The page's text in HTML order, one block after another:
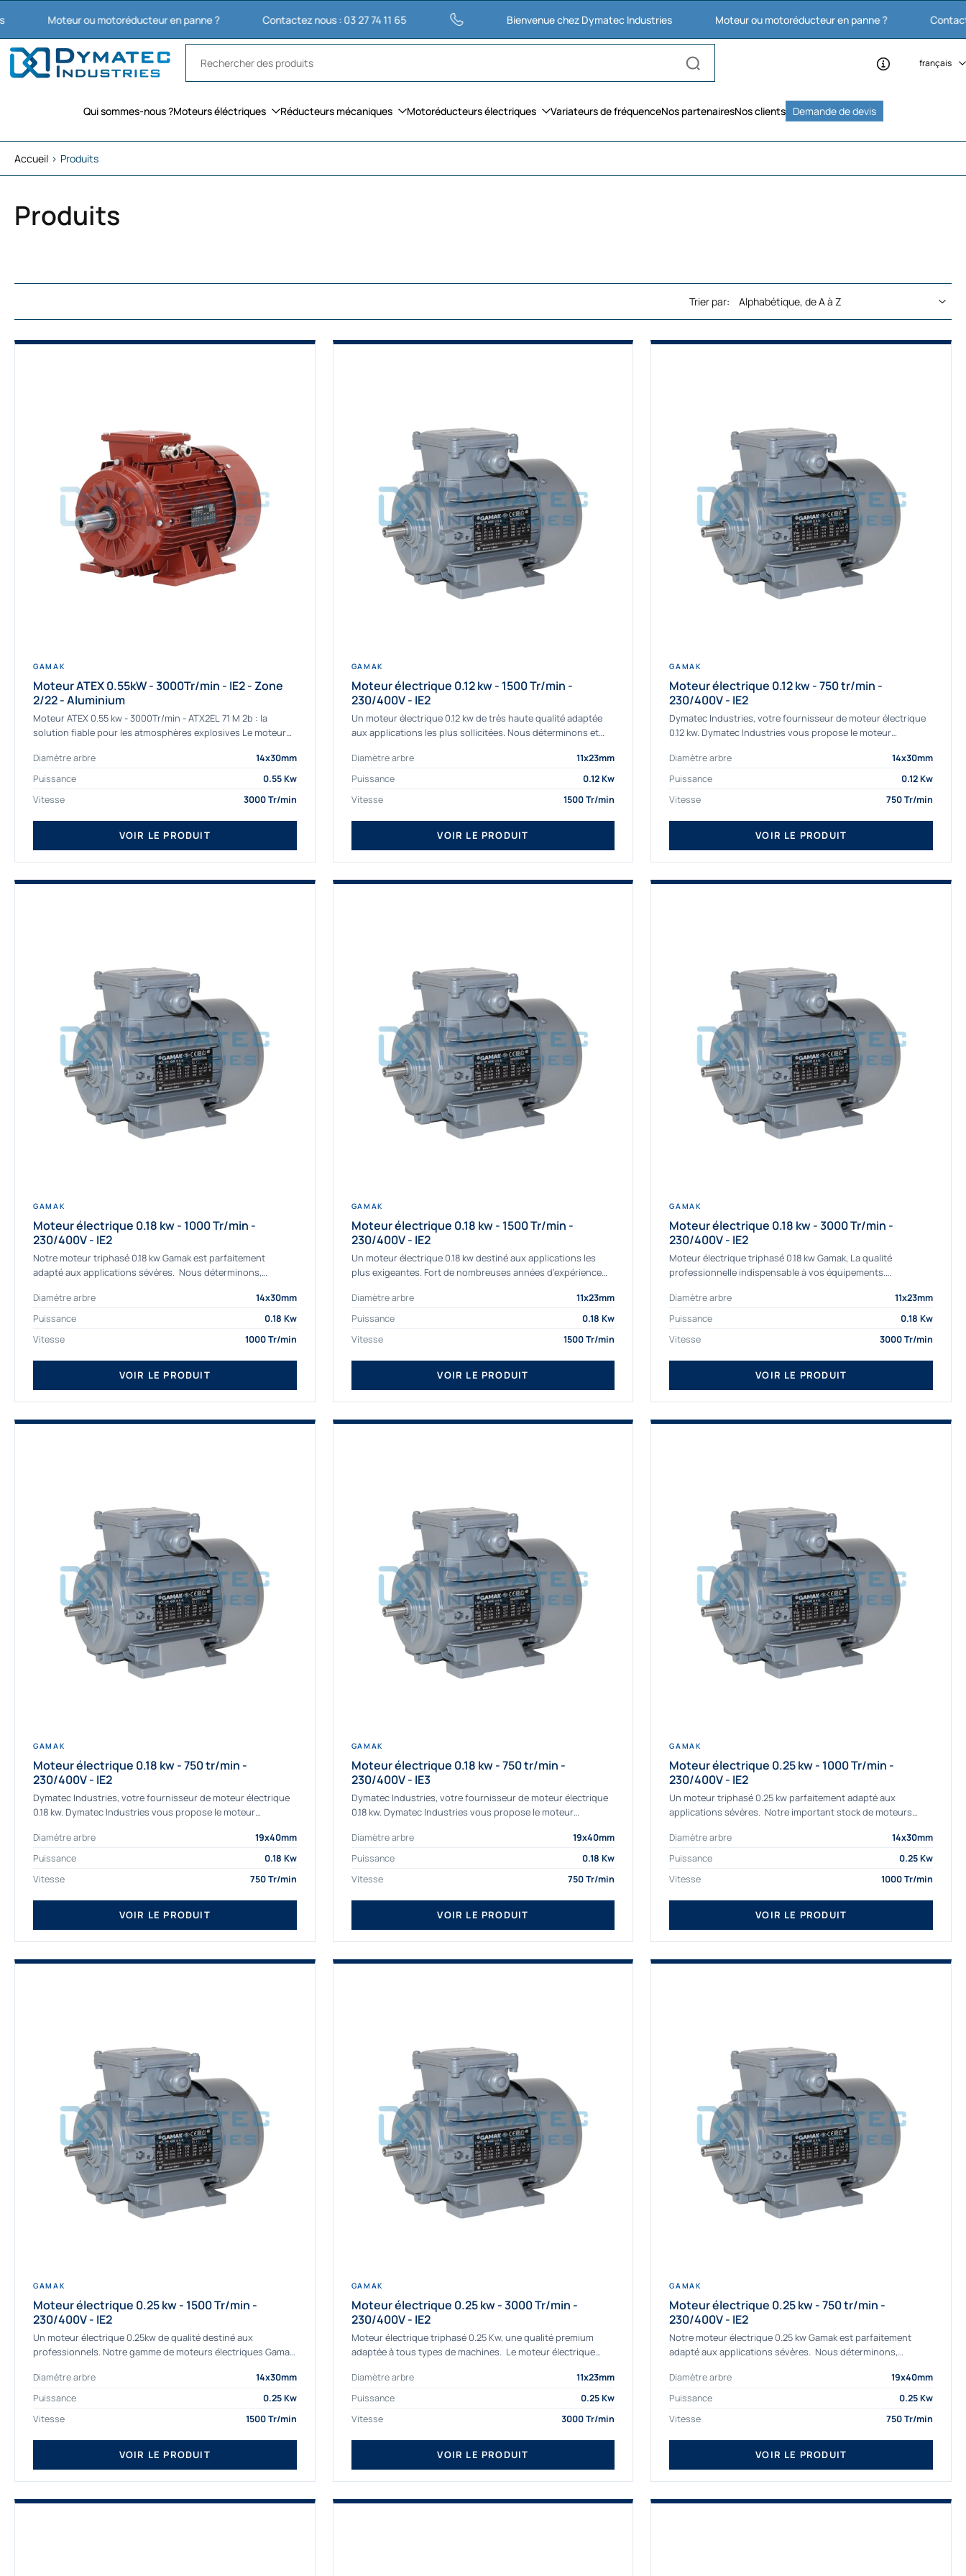
contenu
Moteur ou motoréducteur en panne ? Contactez nous : 03 27 74 11 65 Bienvenue chez Dymatec Industries Moteur ou motoréducteur en panne ? Contactez nous :
français
Qui sommes-nous ?Moteurs éléctriques Réducteurs mécaniques Motoréducteurs électriques Variateurs de fréquenceNos partenairesNos clients Demande de devis
Accueil › Produits
Produits
Trier par:
GAMAK
Moteur ATEX 0.55kW - 3000Tr/min - IE2 - Zone
2/22 - Aluminium
Moteur ATEX 0.55 kw - 3000Tr/min - ATX2EL 71 M 2b : la
solution fiable pour les atmosphères explosives Le moteur
Diamètre arbre
14x30mm
Puissance
0.55 Kw
Vitesse
3000 Tr/min
VOIR LE PRODUIT
GAMAK
Moteur électrique 0.12 kw - 1500 Tr/min -
230/400V - IE2
Un moteur électrique 0.12 kw de très haute qualité adaptée
aux applications les plus sollicitées. Nous déterminons et
Diamètre arbre
11x23mm
Puissance
0.12 Kw
Vitesse
1500 Tr/min
VOIR LE PRODUIT
GAMAK
Moteur électrique 0.12 kw - 750 tr/min -
230/400V - IE2
Dymatec Industries, votre fournisseur de moteur électrique
0.12 kw. Dymatec Industries vous propose le moteur
Diamètre arbre
14x30mm
Puissance
0.12 Kw
Vitesse
750 Tr/min
VOIR LE PRODUIT
GAMAK
Moteur électrique 0.18 kw - 1000 Tr/min -
230/400V - IE2
Notre moteur triphasé 0.18 kw Gamak est parfaitement
adapté aux applications sévères. Nous déterminons,
depuis de nombreuses...
Diamètre arbre
14x30mm
Puissance
0.18 Kw
Vitesse
1000 Tr/min
VOIR LE PRODUIT
GAMAK
Moteur électrique 0.18 kw - 1500 Tr/min -
230/400V - IE2
Un moteur électrique 0.18 kw destiné aux applications les
plus exigeantes. Fort de nombreuses années d’expérience
Diamètre arbre
11x23mm
Puissance
0.18 Kw
Vitesse
1500 Tr/min
VOIR LE PRODUIT
GAMAK
Moteur électrique 0.18 kw - 3000 Tr/min -
230/400V - IE2
Moteur électrique triphasé 0.18 kw Gamak, La qualité
professionnelle indispensable à vos équipements.
proposons exclusivement des...
Diamètre arbre
11x23mm
Puissance
0.18 Kw
Vitesse
3000 Tr/min
VOIR LE PRODUIT
GAMAK
Moteur électrique 0.18 kw - 750 tr/min -
230/400V - IE2
Dymatec Industries, votre fournisseur de moteur électrique
0.18 kw. Dymatec Industries vous propose le moteur
Diamètre arbre
19x40mm
Puissance
0.18 Kw
Vitesse
750 Tr/min
VOIR LE PRODUIT
GAMAK
Moteur électrique 0.18 kw - 750 tr/min -
230/400V - IE3
Dymatec Industries, votre fournisseur de moteur électrique
0.18 kw. Dymatec Industries vous propose le moteur
Diamètre arbre
19x40mm
Puissance
0.18 Kw
Vitesse
750 Tr/min
VOIR LE PRODUIT
GAMAK
Moteur électrique 0.25 kw - 1000 Tr/min -
230/400V - IE2
Un moteur triphasé 0.25 kw parfaitement adapté aux
applications sévères. Notre important stock de moteurs
moteurs. Ce moteur...
Diamètre arbre
14x30mm
Puissance
0.25 Kw
Vitesse
1000 Tr/min
VOIR LE PRODUIT
GAMAK
Moteur électrique 0.25 kw - 1500 Tr/min -
230/400V - IE2
Un moteur électrique 0.25kw de qualité destiné aux
professionnels. Notre gamme de moteurs électriques Gamak
Diamètre arbre
14x30mm
Puissance
0.25 Kw
Vitesse
1500 Tr/min
VOIR LE PRODUIT
GAMAK
Moteur électrique 0.25 kw - 3000 Tr/min -
230/400V - IE2
Moteur électrique triphasé 0.25 Kw, une qualité premium
adaptée à tous types de machines. Le moteur électrique
Diamètre arbre
11x23mm
Puissance
0.25 Kw
Vitesse
3000 Tr/min
VOIR LE PRODUIT
GAMAK
Moteur électrique 0.25 kw - 750 tr/min -
230/400V - IE2
Notre moteur électrique 0.25 kw Gamak est parfaitement
adapté aux applications sévères. Nous déterminons,
asynchrones depuis de nombreuses années....
Diamètre arbre
19x40mm
Puissance
0.25 Kw
Vitesse
750 Tr/min
VOIR LE PRODUIT